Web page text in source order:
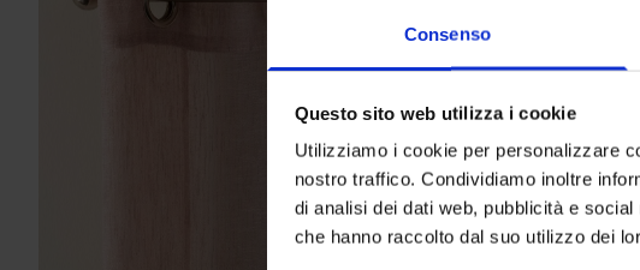
Consenso
Questo sito web utilizza i cookie
Utilizziamo i cookie per personalizzare
nostro traffico. Condividiamo inoltre
di analisi dei dati web, pubblicità e
che hanno raccolto dal suo utilizzo dei